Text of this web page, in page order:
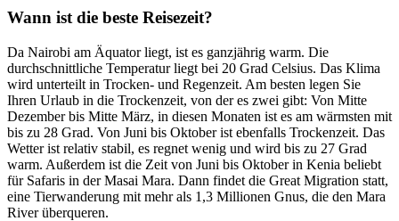
Wann ist die beste Reisezeit?
Da Nairobi am Äquator liegt, ist es ganzjährig warm. Die
durchschnittliche Temperatur liegt bei 20 Grad Celsius. Das Klima
wird unterteilt in Trocken- und Regenzeit. Am besten legen Sie
Ihren Urlaub in die Trockenzeit, von der es zwei gibt: Von Mitte
Dezember bis Mitte März, in diesen Monaten ist es am wärmsten mit
bis zu 28 Grad. Von Juni bis Oktober ist ebenfalls Trockenzeit. Das
Wetter ist relativ stabil, es regnet wenig und wird bis zu 27 Grad
warm. Außerdem ist die Zeit von Juni bis Oktober in Kenia beliebt
für Safaris in der Masai Mara. Dann findet die Great Migration statt,
eine Tierwanderung mit mehr als 1,3 Millionen Gnus, die den Mara
River überqueren.